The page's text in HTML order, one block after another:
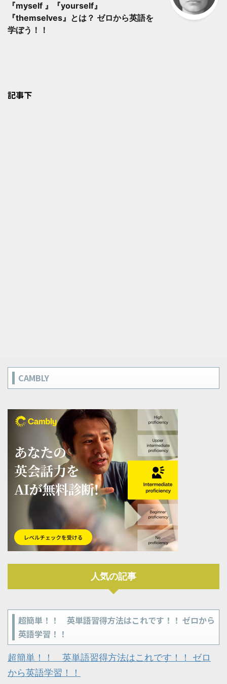
『myself 』『yourself』
『themselves』とは？ ゼロから英語を
学ぼう！！
記事下
CAMBLY
人気の記事
超簡単！！ 英単語習得方法はこれです！！ ゼロから
英語学習！！
超簡単！！ 英単語習得方法はこれです！！ ゼロ
から英語学習！！